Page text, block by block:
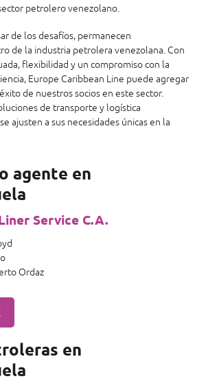
petrolero venezolano.
de los desafíos, permanecen
de la industria petrolera venezolana. Con
flexibilidad y un compromiso con la
Europe Caribbean Line puede agregar
de nuestros socios en este sector.
de transporte y logística
ajusten a sus necesidades únicas en la
agente en
Service C.A.
Ordaz
en